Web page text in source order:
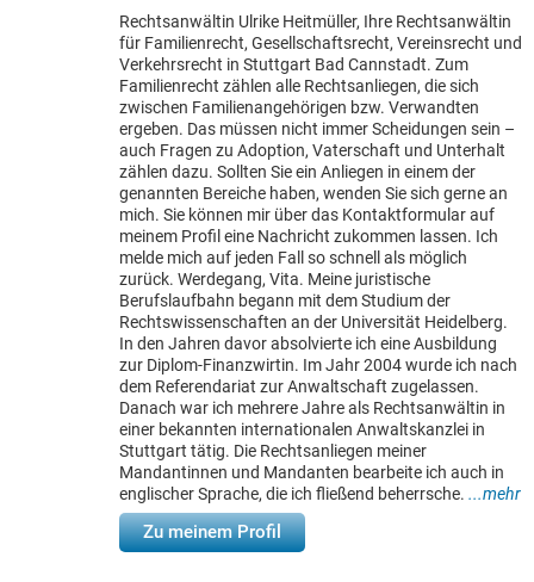
Rechtsanwältin Ulrike Heitmüller, Ihre Rechtsanwältin
für Familienrecht, Gesellschaftsrecht, Vereinsrecht und
Verkehrsrecht in Stuttgart Bad Cannstadt. Zum
Familienrecht zählen alle Rechtsanliegen, die sich
zwischen Familienangehörigen bzw. Verwandten
ergeben. Das müssen nicht immer Scheidungen sein –
auch Fragen zu Adoption, Vaterschaft und Unterhalt
zählen dazu. Sollten Sie ein Anliegen in einem der
genannten Bereiche haben, wenden Sie sich gerne an
mich. Sie können mir über das Kontaktformular auf
meinem Profil eine Nachricht zukommen lassen. Ich
melde mich auf jeden Fall so schnell als möglich
zurück. Werdegang, Vita. Meine juristische
Berufslaufbahn begann mit dem Studium der
Rechtswissenschaften an der Universität Heidelberg.
In den Jahren davor absolvierte ich eine Ausbildung
zur Diplom-Finanzwirtin. Im Jahr 2004 wurde ich nach
dem Referendariat zur Anwaltschaft zugelassen.
Danach war ich mehrere Jahre als Rechtsanwältin in
einer bekannten internationalen Anwaltskanzlei in
Stuttgart tätig. Die Rechtsanliegen meiner
Mandantinnen und Mandanten bearbeite ich auch in
englischer Sprache, die ich fließend beherrsche. ...mehr
Zu meinem Profil